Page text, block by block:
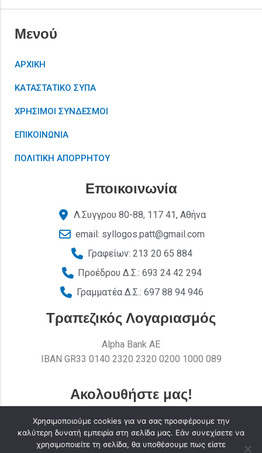
Μενού
ΑΡΧΙΚΗ
ΚΑΤΑΣΤΑΤΙΚΟ ΣΥΠΑ
ΧΡΗΣΙΜΟΙ ΣΥΝΔΕΣΜΟΙ
ΕΠΙΚΟΙΝΩΝΙΑ
ΠΟΛΙΤΙΚΗ ΑΠΟΡΡΗΤΟΥ
Εποικοινωνία
Λ.Συγγρου 80-88, 117 41, Αθήνα
email: syllogos.patt@gmail.com
Γραφείων: 213 20 65 884
Προέδρου Δ.Σ.: 693 24 42 294
Γραμματέα Δ.Σ.: 697 88 94 946
Τραπεζικός Λογαριασμός
Alpha Bank AE
ΙΒΑΝ GR33 0140 2320 2320 0200 1000 089
Ακολουθήστε μας!
Χρησιμοποιούμε cookies για να σας προσφέρουμε την
καλύτερη δυνατή εμπειρία στη σελίδα μας. Εάν συνεχίσετε να
χρησιμοποιείτε τη σελίδα, θα υποθέσουμε πως είστε